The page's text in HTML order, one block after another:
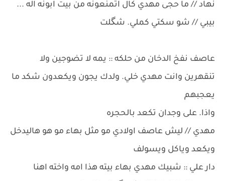
نهاد // ما حجى مهدي كال اتمنعونه من بيت ابونه اله ...
بيبي // شو سكتي كملي. شگلت
عاصف نفخ الدخان من حلكه :: يمه لا تضوجين ولا
تنقهرين وانت مهدي خلي. ولدك يجون ويكعدون شكد ما
يعجبهم
واذا. على وجدان تكعد بالحجره
مهدي // ليش عاصف اولادي مو مثل بهاء مو هو هاليدخل
ويكعد وياكل ويسولف
دار علي :: شبيك مهدي بهاء بيته هذا امه واخته اهنا